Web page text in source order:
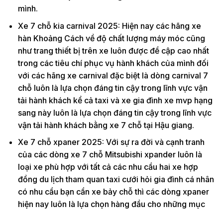
mình.
Xe 7 chỗ kia carnival 2025: Hiện nay các hãng xe
hàn Khoảng Cách về độ chất lượng máy móc cũng
như trang thiết bị trên xe luôn được đề cập cao nhất
trong các tiêu chí phục vụ hành khách của mình đối
với các hãng xe carnival đặc biệt là dòng carnival 7
chỗ luôn là lựa chọn đáng tin cậy trong lĩnh vực vận
tải hành khách kể cả taxi và xe gia đình xe mvp hạng
sang này luôn là lựa chọn đáng tin cậy trong lĩnh vực
vận tải hành khách bằng xe 7 chỗ tại Hậu giang.
Xe 7 chỗ xpaner 2025: Với sự ra đời và cạnh tranh
của các dòng xe 7 chỗ Mitsubishi xpander luôn là
loại xe phù hợp với tất cả các nhu cầu hai xe hợp
đồng du lịch tham quan taxi cưới hỏi gia đình cá nhân
có nhu cầu bạn cần xe bảy chỗ thì các dòng xpaner
hiện nay luôn là lựa chọn hàng đầu cho những mục